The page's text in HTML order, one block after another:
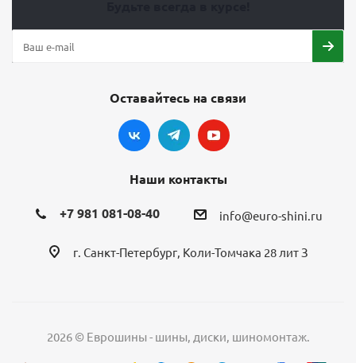
Оставайтесь на связи
Наши контакты
+7 981 081-08-40 info@euro-shini.ru
г. Санкт-Петербург, Коли-Томчака 28 лит З
2026 © Еврошины - шины, диски, шиномонтаж.